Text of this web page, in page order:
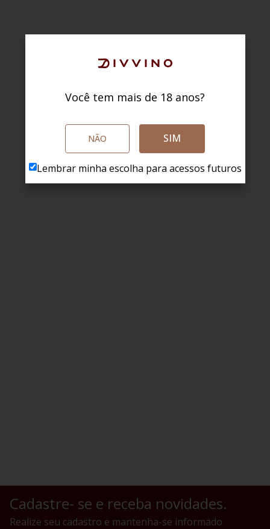
Cadastre- se e receba novidades.
Realize seu cadastro e mantenha-se informado
Você tem mais de 18 anos?
NÃO SIM
Lembrar minha escolha para acessos futuros